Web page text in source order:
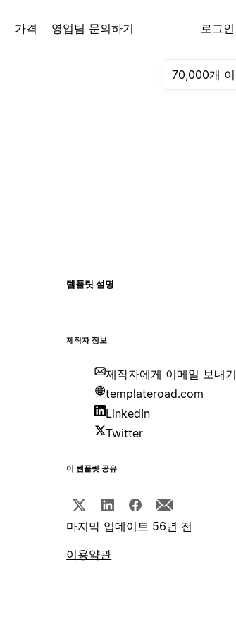
가격 영업팀 문의하기 로그인
템플릿 설명
제작자 정보
제작자에게 이메일 보내기
templateroad.com
LinkedIn
Twitter
이 템플릿 공유
마지막 업데이트 56년 전
이용약관